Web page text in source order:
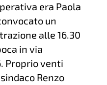
era Paola
un
alle 16.30
in via
Proprio venti
Renzo